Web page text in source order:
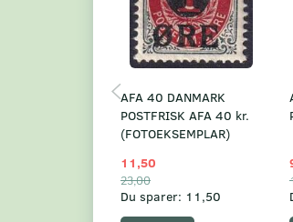
AFA 40 DANMARK
POSTFRISK AFA 40 kr.
(FOTOEKSEMPLAR)
11,50
23,00
Du sparer: 11,50